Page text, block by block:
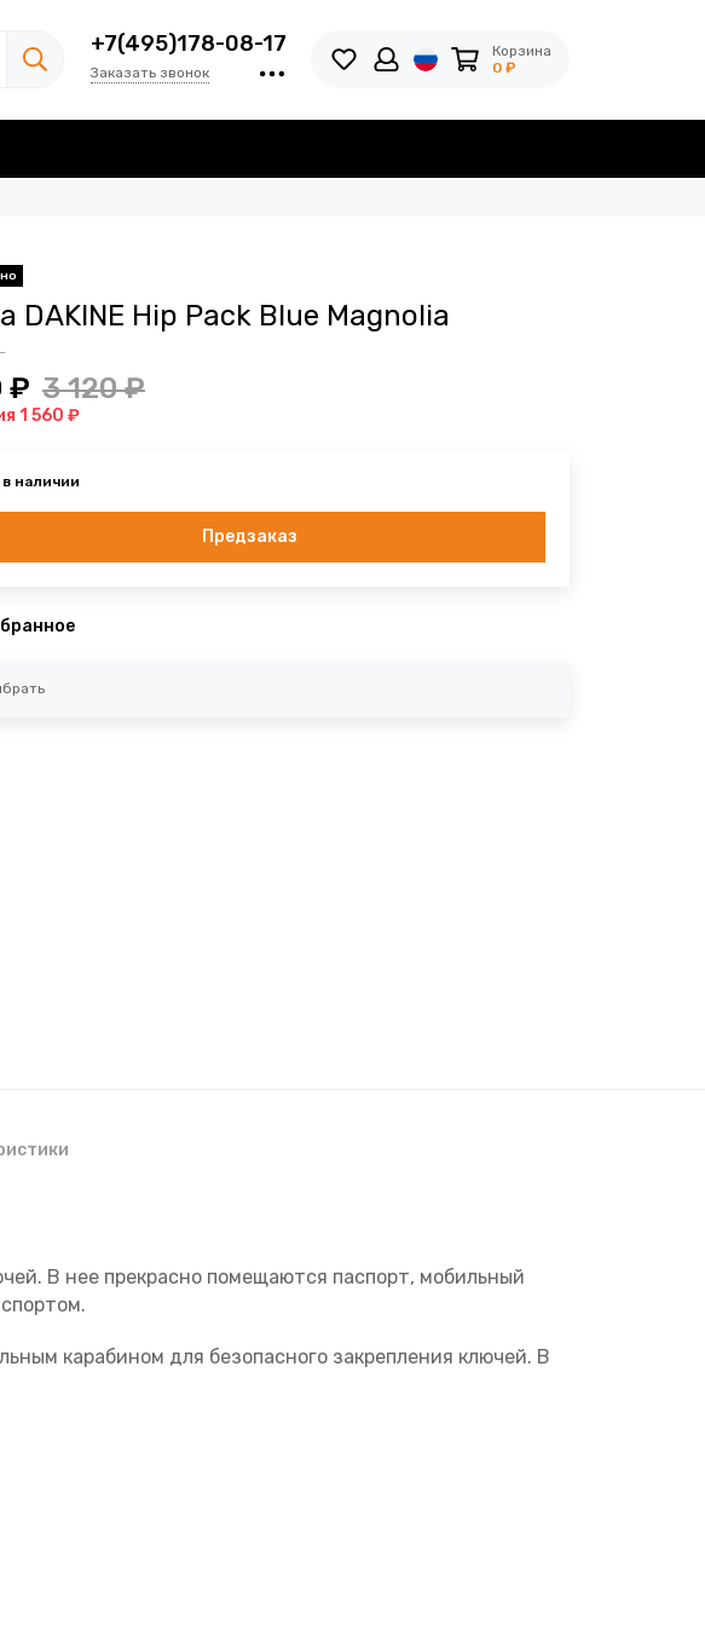
+7(495)178-08-17
Заказать звонок
Корзина
0 ₽
DAKINE Hip Pack Blue Magnolia
₽ 3 120 ₽
1 560 ₽
Предзаказ
В нее прекрасно помещаются паспорт, мобильный
карабином для безопасного закрепления ключей. В